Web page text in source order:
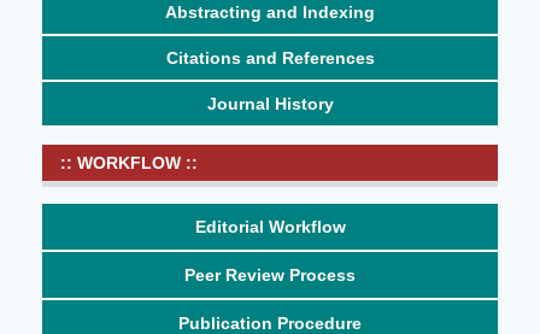
Abstracting and Indexing
Citations and References
Journal History
:: WORKFLOW ::
Editorial Workflow
Peer Review Process
Publication Procedure